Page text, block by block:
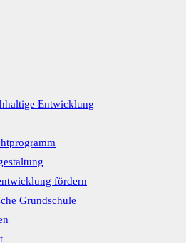
Entwicklung
fördern
Grundschule